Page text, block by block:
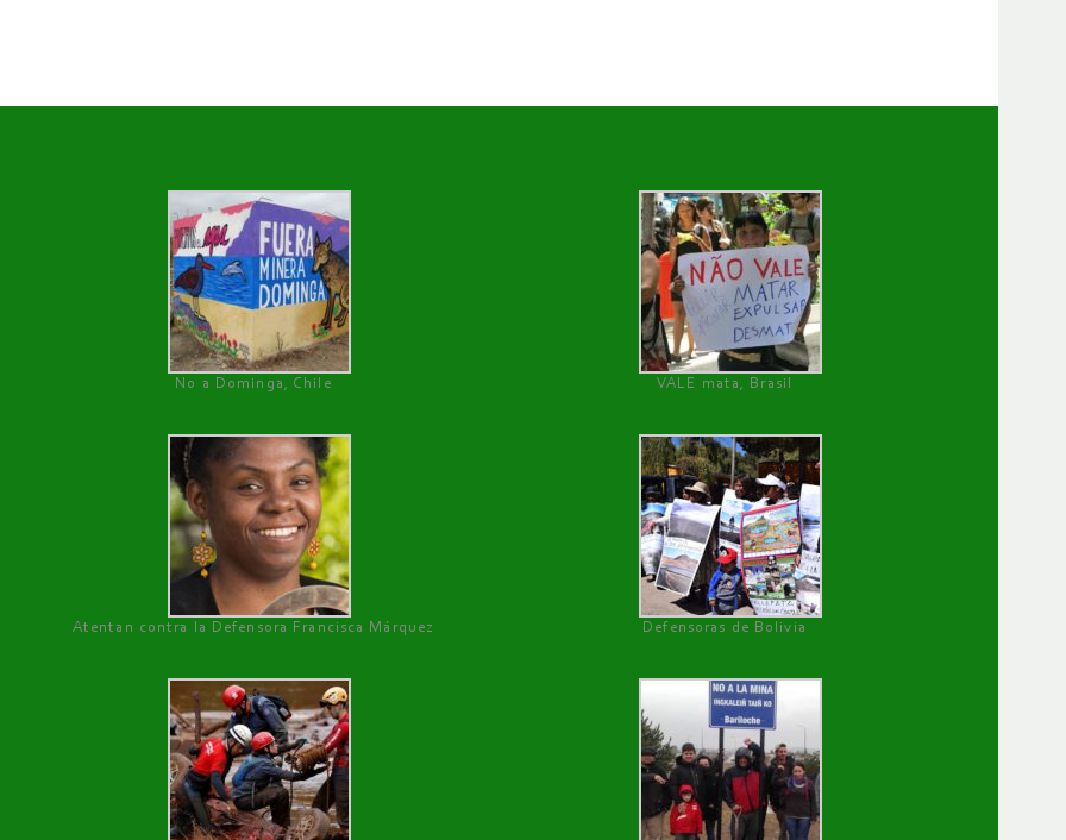
No a Dominga, Chile
VALE mata, Brasil
Atentan contra la Defensora Francisca Márquez Defensoras de Bolivia